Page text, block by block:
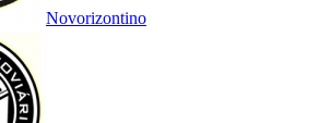
Novorizontino